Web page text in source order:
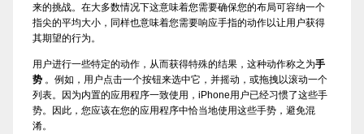
来的挑战。在大多数情况下这意味着您需要确保您的布局可容纳一个
指尖的平均大小，同样也意味着您需要响应手指的动作以让用户获得
其期望的行为。
用户进行一些特定的动作，从而获得特殊的结果，这种动作称之为手
势 。例如，用户点击一个按钮来选中它，并摇动，或拖拽以滚动一个
列表。因为内置的应用程序一致使用，iPhone用户已经习惯了这些手
势。因此，您应该在您的应用程序中恰当地使用这些手势，避免混
淆。